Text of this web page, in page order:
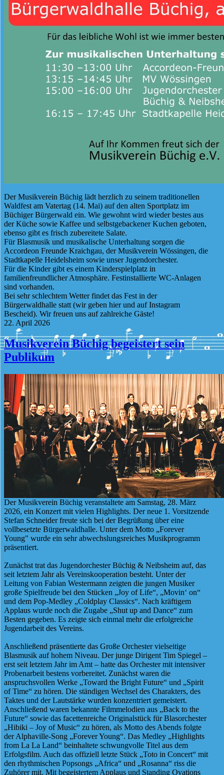
Der Musikverein Büchig lädt herzlich zu seinem traditionellen
Waldfest am Vatertag (14. Mai) auf den alten Sportplatz im
Büchiger Bürgerwald ein. Wie gewohnt wird wieder bestes aus
der Küche sowie Kaffee und selbstgebackener Kuchen geboten,
ebenso gibt es frisch zubereitete Salate.
Für Blasmusik und musikalische Unterhaltung sorgen die
Accordeon Freunde Kraichgau, der Musikverein Wössingen, die
Stadtkapelle Heidelsheim sowie unser Jugendorchester.
Für die Kinder gibt es einem Kinderspielplatz in
familienfreundlicher Atmosphäre. Festinstallierte WC-Anlagen
sind vorhanden.
Bei sehr schlechtem Wetter findet das Fest in der
Bürgerwaldhalle statt (wir geben hier und auf Instagram
Bescheid). Wir freuen uns auf zahlreiche Gäste!
22. April 2026
Musikverein Büchig begeistert sein
Publikum
Der Musikverein Büchig veranstaltete am Samstag, 28. März
2026, ein Konzert mit vielen Highlights. Der neue 1. Vorsitzende
Stefan Schneider freute sich bei der Begrüßung über eine
vollbesetzte Bürgerwaldhalle. Unter dem Motto „Forever
Young" wurde ein sehr abwechslungsreiches Musikprogramm
präsentiert.
Zunächst trat das Jugendorchester Büchig & Neibsheim auf, das
seit letztem Jahr als Vereinskooperation besteht. Unter der
Leitung von Fabian Westermann zeigten die jungen Musiker
große Spielfreude bei den Stücken „Joy of Life“, „Movin‘ on“
und dem Pop-Medley „Coldplay Classics“. Nach kräftigem
Applaus wurde noch die Zugabe „Shut up and Dance“ zum
Besten gegeben. Es zeigte sich einmal mehr die erfolgreiche
Jugendarbeit des Vereins.
Anschließend präsentierte das Große Orchester vielseitige
Blasmusik auf hohem Niveau. Der junge Dirigent Tim Spiegel –
erst seit letztem Jahr im Amt – hatte das Orchester mit intensiver
Probenarbeit bestens vorbereitet. Zunächst waren die
anspruchsvollen Werke „Toward the Bright Future“ und „Spirit
of Time“ zu hören. Die ständigen Wechsel des Charakters, des
Taktes und der Lautstärke wurden konzentriert gemeistert.
Anschließend waren bekannte Filmmelodien aus „Back to the
Future“ sowie das facettenreiche Originalstück für Blasorchester
„Hibiki – Joy of Music“ zu hören, als Motto des Abends folgte
der Alphaville-Song „Forever Young“. Das Medley „Highlights
from La La Land“ beinhaltete schwungvolle Titel aus dem
Erfolgsfilm. Auch das offiziell letzte Stück „Toto in Concert“ mit
den rhythmischen Popsongs „Africa“ und „Rosanna“ riss die
Zuhörer mit. Mit begeistertem Applaus und Standing Ovations